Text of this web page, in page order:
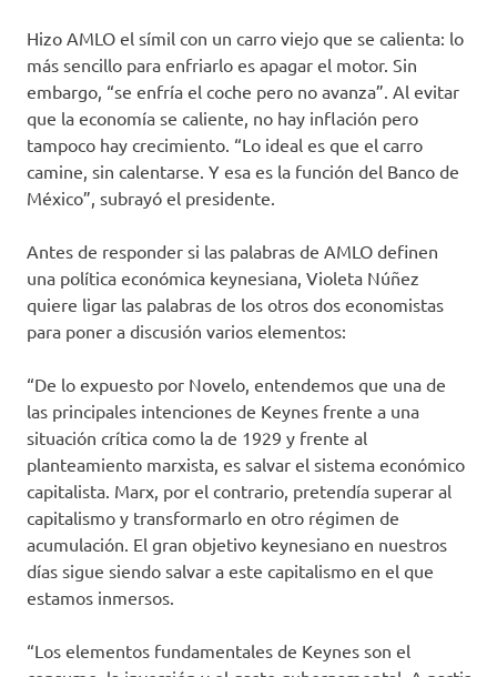
Hizo AMLO el símil con un carro viejo que se calienta: lo
más sencillo para enfriarlo es apagar el motor. Sin
embargo, “se enfría el coche pero no avanza”. Al evitar
que la economía se caliente, no hay inflación pero
tampoco hay crecimiento. “Lo ideal es que el carro
camine, sin calentarse. Y esa es la función del Banco de
México”, subrayó el presidente.
Antes de responder si las palabras de AMLO definen
una política económica keynesiana, Violeta Núñez
quiere ligar las palabras de los otros dos economistas
para poner a discusión varios elementos:
“De lo expuesto por Novelo, entendemos que una de
las principales intenciones de Keynes frente a una
situación crítica como la de 1929 y frente al
planteamiento marxista, es salvar el sistema económico
capitalista. Marx, por el contrario, pretendía superar al
capitalismo y transformarlo en otro régimen de
acumulación. El gran objetivo keynesiano en nuestros
días sigue siendo salvar a este capitalismo en el que
estamos inmersos.
“Los elementos fundamentales de Keynes son el